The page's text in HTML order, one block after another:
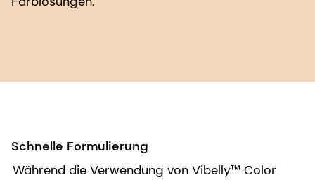
Schnelle Formulierung
Während die Verwendung von Vibelly™ Color